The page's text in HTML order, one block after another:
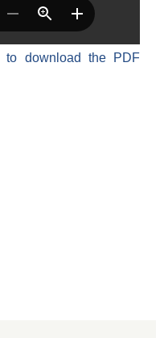
to download the PDF